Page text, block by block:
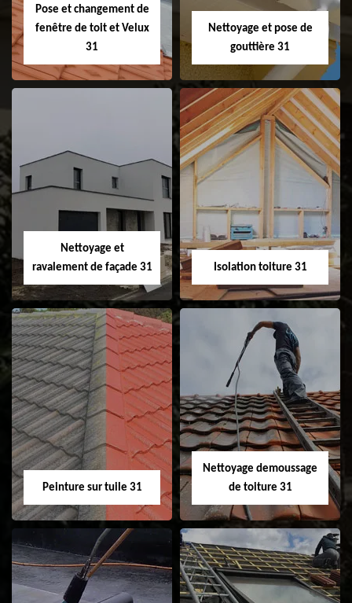
Pose et changement de
fenêtre de toit et Velux
31
Pose et
changement de
fenêtre de toit et
Velux 31
Nettoyage et pose de
gouttière 31
Nettoyage et pose
Nettoyage et
ravalement de façade 31
Nettoyage et
ravalement de
façade 31
Isolation toiture 31
Isolation toiture 31
Peinture sur tuile 31
Nettoyage demoussage
de toiture 31